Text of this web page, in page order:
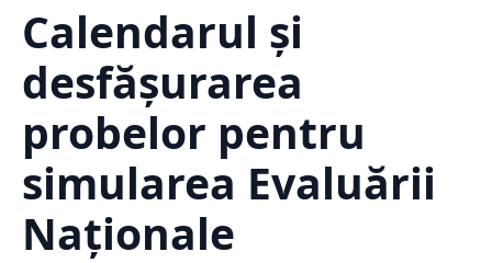
Calendarul și
desfășurarea
probelor pentru
simularea Evaluării
Naționale